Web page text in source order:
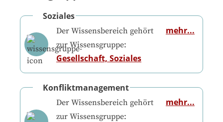
Soziales
Der Wissensbereich gehört
zur Wissensgruppe:
Gesellschaft, Soziales
mehr...
Konfliktmanagement
Der Wissensbereich gehört
zur Wissensgruppe:
mehr...